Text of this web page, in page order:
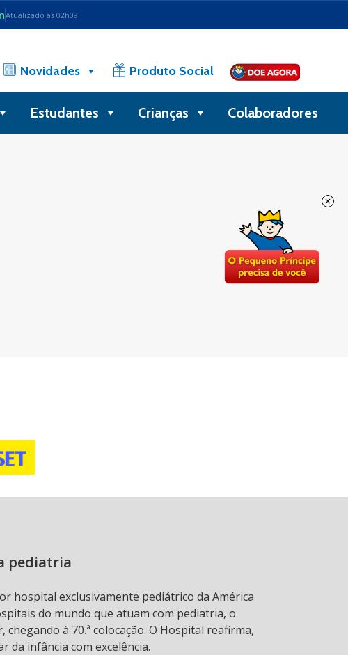
Atualizado às 02h09
Novidades Produto Social
Estudantes Crianças Colaboradores
pediatria
hospital exclusivamente pediátrico da América
do mundo que atuam com pediatria, o
à 70.ª colocação. O Hospital reafirma,
da infância com excelência.